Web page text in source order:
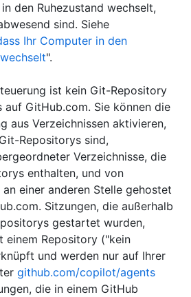
den Ruhezustand wechselt,
sind. Siehe
Ihr Computer in den
".
ist kein Git-Repository
GitHub.com. Sie können die
aus Verzeichnissen aktivieren,
Repositorys sind,
Verzeichnisse, die
enthalten, und von
einer anderen Stelle gehostet
Sitzungen, die außerhalb
gestartet wurden,
einem Repository ("kein
und werden nur auf Ihrer
github.com/copilot/agents
die in einem GitHub